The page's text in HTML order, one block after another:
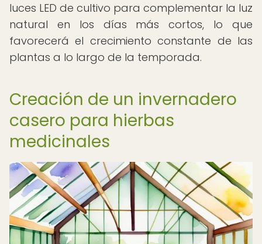
luces LED de cultivo para complementar la luz
natural en los días más cortos, lo que
favorecerá el crecimiento constante de las
plantas a lo largo de la temporada.
Creación de un invernadero
casero para hierbas
medicinales